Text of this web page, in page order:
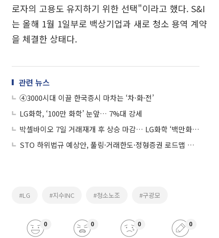
로자의 고용도 유지하기 위한 선택"이라고 했다. S&I
는 올해 1월 1일부로 백상기업과 새로 청소 용역 계약
을 체결한 상태다.
관련 뉴스
④3000시대 이끌 한국증시 마차는 ‘차·화·전’
LG화학, ‘100만 화학’ 눈앞… 7%대 강세
박셀바이오 7일 거래재개 후 상승 마감… LG화학 ‘백만화학’ 눈앞
STO 하위법규 예상안, 풀링·거래한도·정형증권 로드맵 제시
#LG #지수INC #청소노조 #구광모
0 0 0 0